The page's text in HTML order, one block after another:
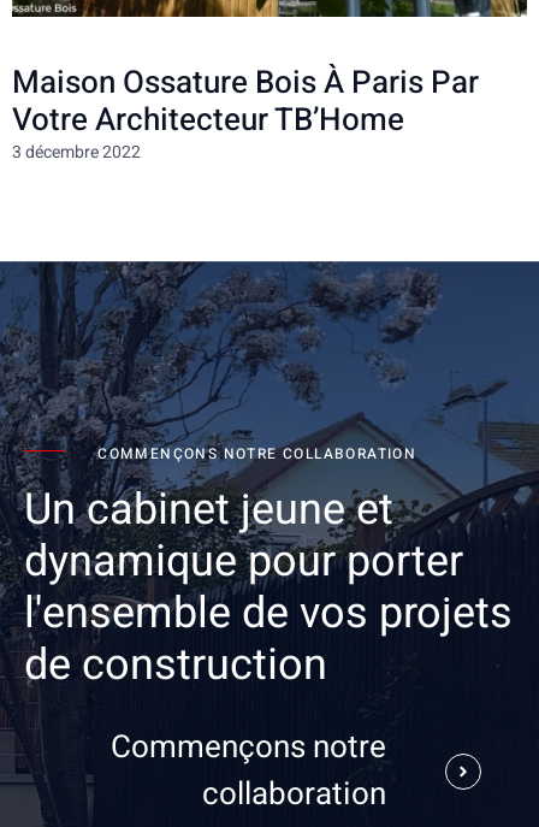
Maison Ossature Bois À Paris Par
Votre Architecteur TB’Home
3 décembre 2022
COMMENÇONS NOTRE COLLABORATION
Un cabinet jeune et
dynamique pour porter
l'ensemble de vos projets
de construction
Commençons notre
collaboration